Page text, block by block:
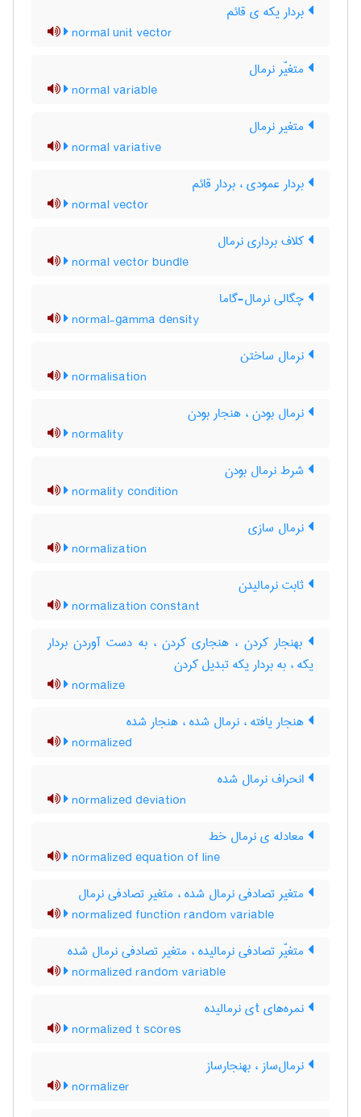
بردار یکه ی قائم
normal unit vector
متغیّر نرمال
normal variable
متغیر نرمال
normal variative
بردار عمودی ، بردار قائم
normal vector
کلاف برداری نرمال
normal vector bundle
چگالی نرمال-گاما
normal-gamma density
نرمال ساختن
normalisation
نرمال بودن ، هنجار بودن
normality
شرط نرمال بودن
normality condition
نرمال سازی
normalization
ثابت نرمالیدن
normalization constant
بهنجار کردن ، هنجاری کردن ، به دست آوردن بردار
یکه ، به بردار یکه تبدیل کردن
normalize
هنجار یافته ، نرمال شده ، هنجار شده
normalized
انحراف نرمال شده
normalized deviation
معادله ی نرمال خط
normalized equation of line
متغیر تصادفی نرمال شده ، متغیر تصادفی نرمال
normalized function random variable
متغیّر تصادفی نرمالیده ، متغیر تصادفی نرمال شده
normalized random variable
نمره‌های tی نرمالیده
normalized t scores
نرمال‌ساز ، بهنجارساز
normalizer